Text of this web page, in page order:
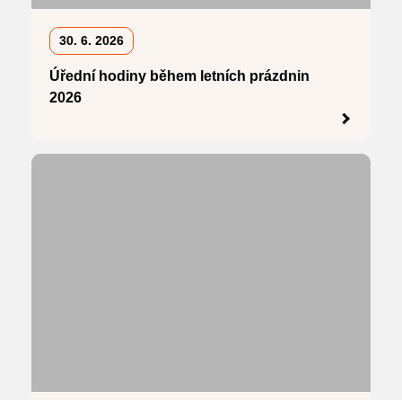
30. 6. 2026
Úřední hodiny během letních prázdnin
2026